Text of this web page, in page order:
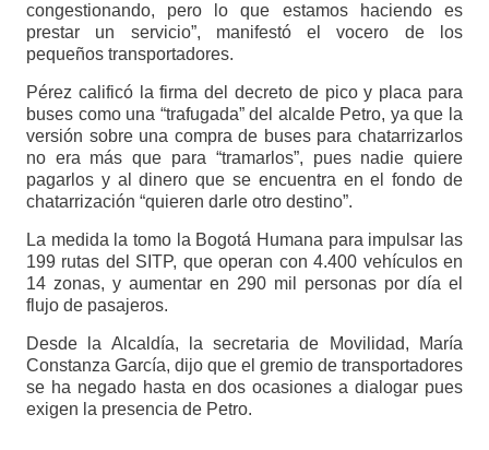
congestionando, pero lo que estamos haciendo es
prestar un servicio”, manifestó el vocero de los
pequeños transportadores.
Pérez calificó la firma del decreto de pico y placa para
buses como una “trafugada” del alcalde Petro, ya que la
versión sobre una compra de buses para chatarrizarlos
no era más que para “tramarlos”, pues nadie quiere
pagarlos y al dinero que se encuentra en el fondo de
chatarrización “quieren darle otro destino”.
La medida la tomo la Bogotá Humana para impulsar las
199 rutas del SITP, que operan con 4.400 vehículos en
14 zonas, y aumentar en 290 mil personas por día el
flujo de pasajeros.
Desde la Alcaldía, la secretaria de Movilidad, María
Constanza García, dijo que el gremio de transportadores
se ha negado hasta en dos ocasiones a dialogar pues
exigen la presencia de Petro.